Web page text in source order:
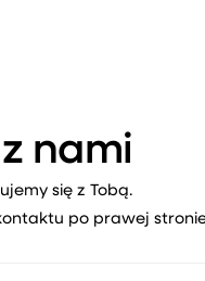
nami
się z Tobą.
po prawej